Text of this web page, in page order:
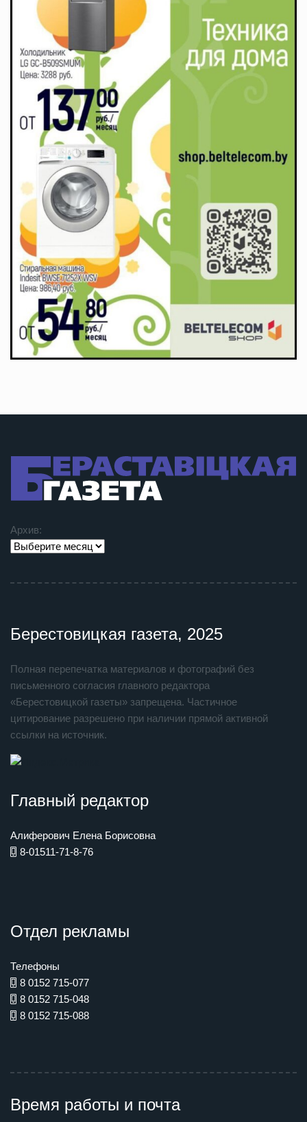
Архив:
Берестовицкая газета, 2025
Полная перепечатка материалов и фотографий без
письменного согласия главного редактора
«Берестовицкой газеты» запрещена. Частичное
цитирование разрешено при наличии прямой активной
ссылки на источник.
Главный редактор
Алиферович Елена Борисовна
8-01511-71-8-76
Отдел рекламы
Телефоны
8 0152 715-077
8 0152 715-048
8 0152 715-088
Время работы и почта